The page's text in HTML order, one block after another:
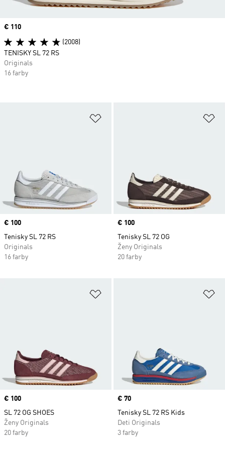
Pridať do zoznamu želaných
Price
€ 100
Tenisky SL 72 RS
Originals
16 farby
Price
€ 100
Tenisky SL 72 OG
Ženy Originals
20 farby
Pridať do zoznamu želaných
Price
€ 100
SL 72 OG SHOES
Ženy Originals
20 farby
Price
€ 70
Tenisky SL 72 RS Kids
Deti Originals
3 farby
Price
€ 110
(2008)
TENISKY SL 72 RS
Originals
16 farby